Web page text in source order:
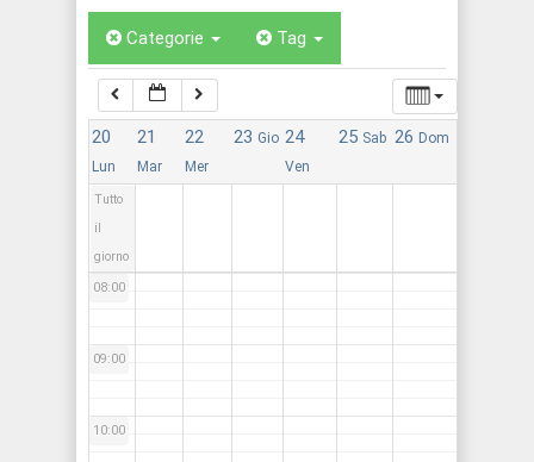
Categorie Tag
20
Lun
21
Mar
22
Mer
23 Gio 24
Ven
25 Sab 26 Dom
Tutto
il
giorno
05:00
06:00
08:00
09:00
10:00